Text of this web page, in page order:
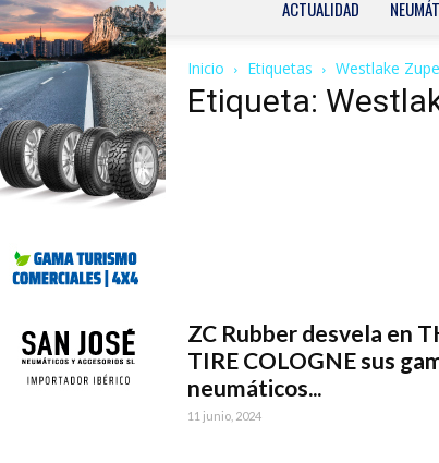
ACTUALIDAD
Inicio Etiquetas Westlake
Etiqueta:
ZC Rubber desvela en
TIRE COLOGNE sus
neumáticos...
11 junio, 2024